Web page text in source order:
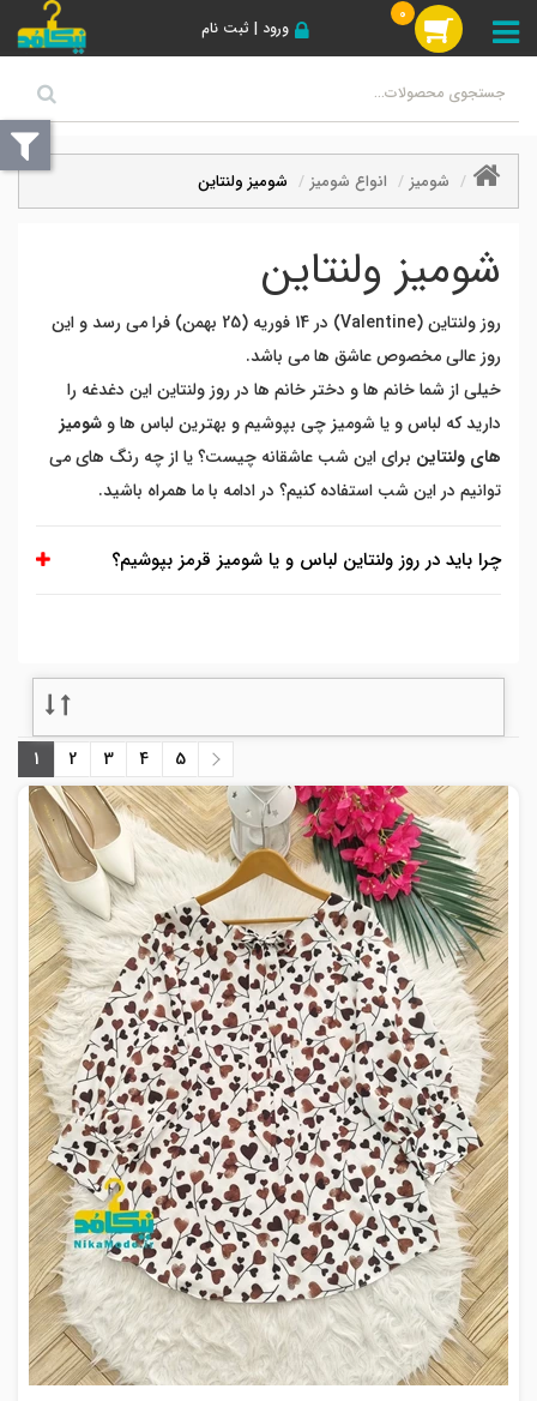
ورود | ثبت نام
0
شومیز انواع شومیز شومیز ولنتاین
شومیز ولنتاین
روز ولنتاین (Valentine)
در 14 فوریه (25 بهمن) فرا می رسد و این
روز عالی مخصوص عاشق ها می باشد.
خیلی از شما خانم ها و دختر خانم ها در روز ولنتاین این دغدغه را
دارید که لباس و یا شومیز چی بپوشیم و بهترین لباس ها و شومیز
های ولنتاین برای این شب عاشقانه چیست؟ یا از چه رنگ های می
توانیم در این شب استفاده کنیم؟ در ادامه با ما همراه باشید.
چرا باید در روز ولنتاین لباس و یا شومیز قرمز بپوشیم؟
1 2 3 4 5